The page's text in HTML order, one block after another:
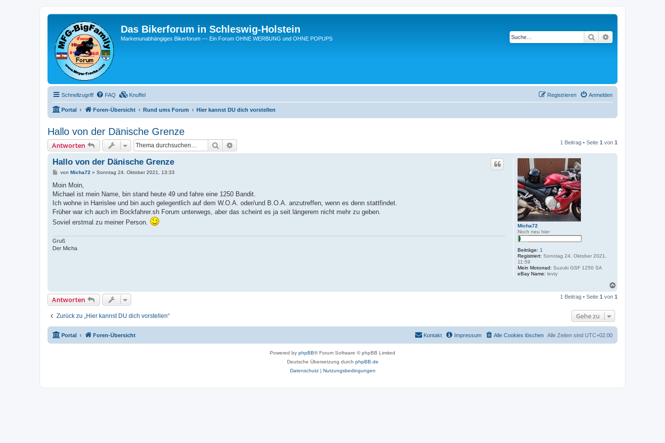
Das Bikerforum in Schleswig-Holstein
Markenunabhängiges Bikerforum --- Ein Forum OHNE WERBUNG und OHNE POPUPS Suche
Schnellzugriff FAQ Knuffel Anmelden
Registrieren
Portal Foren-Übersicht Rund ums Forum Hier kannst DU dich vorstellen
Hallo von der Dänische Grenze
Antworten Suche 1 Beitrag • Seite 1 von 1
Micha72
Noch neu hier
Beiträge: 1
Registriert: Sonntag 24. Oktober 2021,
11:59
Mein Motorrad: Suzuki GSF 1250 SA
eBay Name: levty
Hallo von der Dänische Grenze
B
i
r
a
von Micha72 » Sonntag 24. Oktober 2021, 13:33
Moin Moin,
Michael ist mein Name, bin stand heute 49 und fahre eine 1250 Bandit.
Ich wohne in Harrislee und bin auch gelegentlich auf dem W.O.A. oder/und B.O.A. anzutreffen, wenn es denn stattfindet.
Früher war ich auch im Bockfahrer.sh Forum unterwegs, aber das scheint es ja seit längerem nicht mehr zu geben.
Soviel erstmal zu meiner Person.
Gruß
Der Micha
c
Antworten 1 Beitrag • Seite 1 von 1
Zurück zu „Hier kannst DU dich vorstellen“ Gehe zu
Portal Foren-Übersicht Alle Zeiten sind UTC+02:00
Alle Cookies löschen
Impressum
Kontakt
Powered by phpBB® Forum Software © phpBB Limited
Deutsche Übersetzung durch phpBB.de
Datenschutz| Nutzungsbedingungen